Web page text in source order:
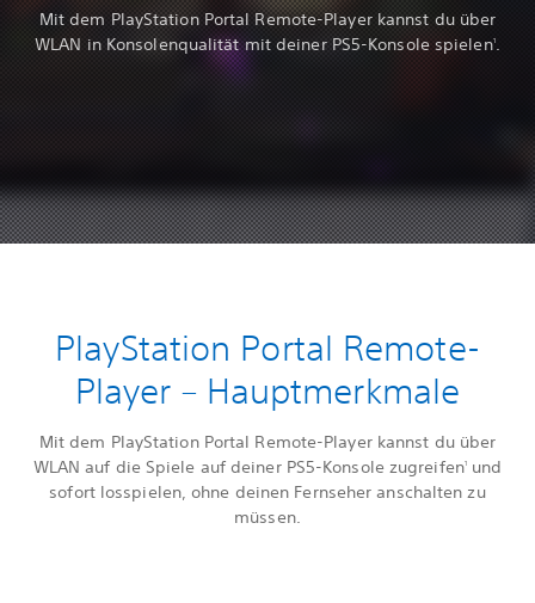
Mit dem PlayStation Portal Remote-Player kannst du über
WLAN in Konsolenqualität mit deiner PS5-Konsole spielen1.
PlayStation Portal Remote-
Player – Hauptmerkmale
Mit dem PlayStation Portal Remote-Player kannst du über
WLAN auf die Spiele auf deiner PS5-Konsole zugreifen1und
sofort losspielen, ohne deinen Fernseher anschalten zu
müssen.